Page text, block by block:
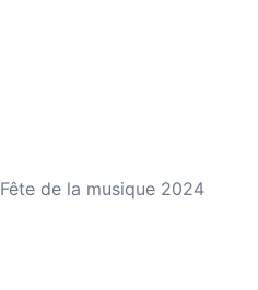
Fête de la musique 2024